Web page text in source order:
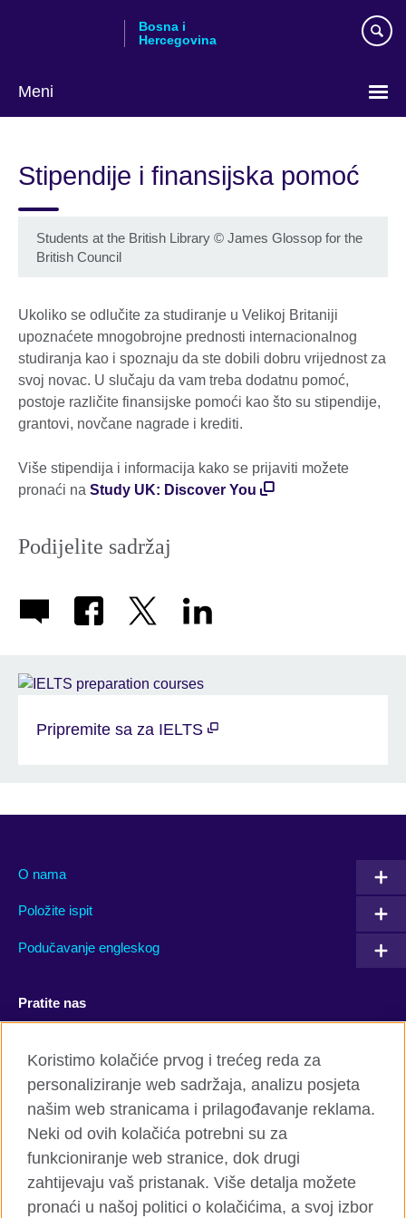
Bosna i
Hercegovina
Meni
language
Stipendije i finansijska pomoć
Students at the British Library © James Glossop for the
British Council
Ukoliko se odlučite za studiranje u Velikoj Britaniji
upoznaćete mnogobrojne prednosti internacionalnog
studiranja kao i spoznaju da ste dobili dobru vrijednost za
svoj novac. U slučaju da vam treba dodatnu pomoć,
postoje različite finansijske pomoći kao što su stipendije,
grantovi, novčane nagrade i krediti.
Više stipendija i informacija kako se prijaviti možete
pronaći na Study UK: Discover You
Podijelite sadržaj
Pripremite sa za IELTS
O nama
Položite ispit
Podučavanje engleskog
Pratite nas
Twitter Flickr
TikTok
Koristimo kolačiće prvog i trećeg reda za
personaliziranje web sadržaja, analizu posjeta
našim web stranicama i prilagođavanje reklama.
Neki od ovih kolačića potrebni su za
funkcioniranje web stranice, dok drugi
zahtijevaju vaš pristanak. Više detalja možete
pronaći u našoj politici o kolačićima, a svoj izbor